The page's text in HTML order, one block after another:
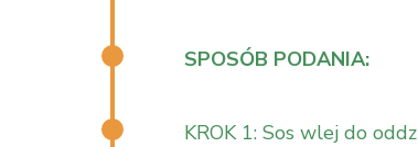
SPOSÓB PODANIA:
KROK 1: Sos wlej do